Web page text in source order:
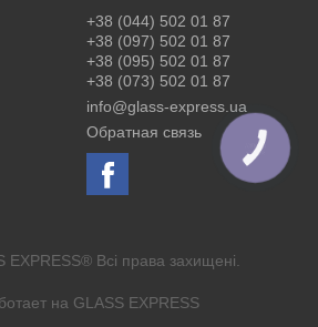
+38 (044) 502 01 87
+38 (097) 502 01 87
+38 (095) 502 01 87
+38 (073) 502 01 87
info@glass-express.ua
Обратная связь
Всі права захищені.
на GLASS EXPRESS
КНОПКА
ЗВ'ЯЗКУ